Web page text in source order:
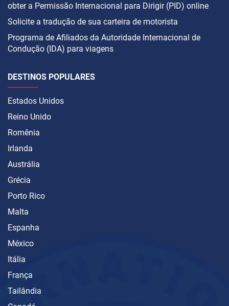
obter a Permissão Internacional para Dirigir (PID) online
Solicite a tradução de sua carteira de motorista
Programa de Afiliados da Autoridade Internacional de
Condução (IDA) para viagens
DESTINOS POPULARES
Estados Unidos
Reino Unido
Romênia
Irlanda
Austrália
Grécia
Porto Rico
Malta
Espanha
México
Itália
França
Tailândia